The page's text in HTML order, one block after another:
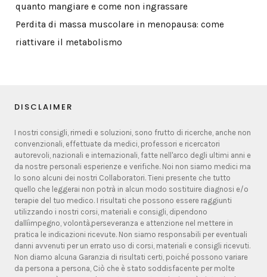
quanto mangiare e come non ingrassare
Perdita di massa muscolare in menopausa: come
riattivare il metabolismo
DISCLAIMER
I nostri consigli, rimedi e soluzioni, sono frutto di ricerche, anche non
convenzionali, effettuate da medici, professori e ricercatori
autorevoli, nazionali e internazionali, fatte nell'arco degli ultimi anni e
da nostre personali esperienze e verifiche. Noi non siamo medici ma
lo sono alcuni dei nostri Collaboratori. Tieni presente che tutto
quello che leggerai non potrà in alcun modo sostituire diagnosi e/o
terapie del tuo medico. I risultati che possono essere raggiunti
utilizzando i nostri corsi, materiali e consigli, dipendono
dallíimpegno, volontà,perseveranza e attenzione nel mettere in
pratica le indicazioni ricevute. Non siamo responsabili per eventuali
danni avvenuti per un errato uso di corsi, materiali e consigli ricevuti.
Non diamo alcuna Garanzia di risultati certi, poiché possono variare
da persona a persona, Ciò che è stato soddisfacente per molte